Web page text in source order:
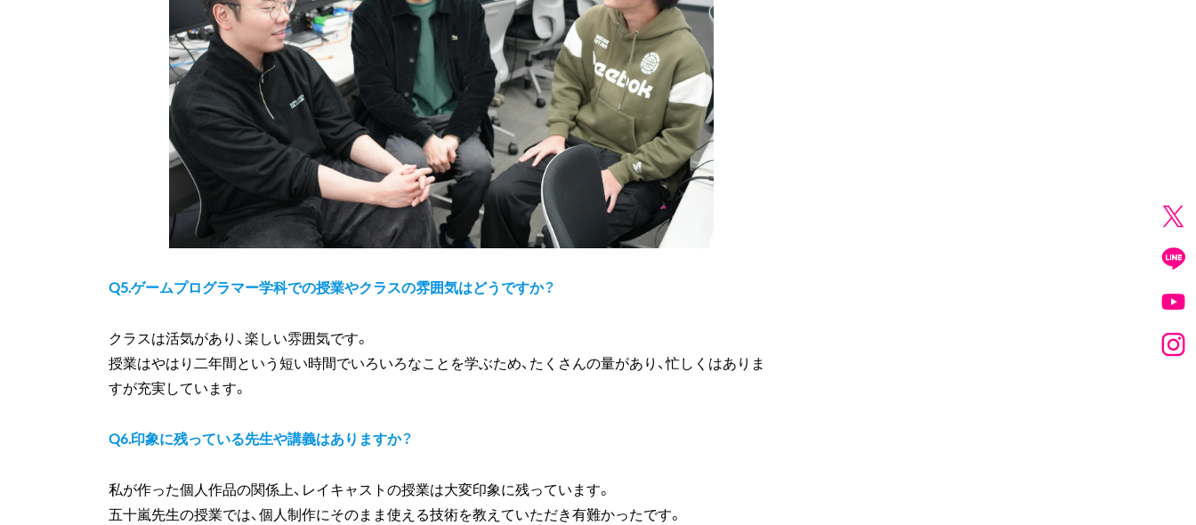
Q5.ゲームプログラマー学科での授業やクラスの雰囲気はどうですか？
クラスは活気があり、楽しい雰囲気です。
授業はやはり二年間という短い時間でいろいろなことを学ぶため、たくさんの量があり、忙しくはありま
すが充実しています。
Q6.印象に残っている先生や講義はありますか？
私が作った個人作品の関係上、レイキャストの授業は大変印象に残っています。
五十嵐先生の授業では、個人制作にそのまま使える技術を教えていただき有難かったです。